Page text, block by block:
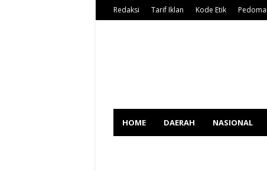
Redaksi Tarif Iklan Kode Etik
HOME DAERAH NASIONAL